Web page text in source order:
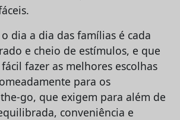
o dia a dia das famílias é cada
e cheio de estímulos, e que
fazer as melhores escolhas
para os
go, que exigem para além de
conveniência e